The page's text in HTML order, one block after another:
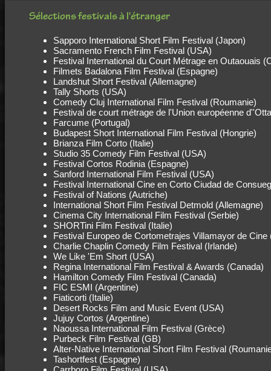
Sélections festivals à l'étranger
Sapporo International Short Film Festival (Japon)
Sacramento French Film Festival (USA)
Festival International du Court Métrage en Outaouais
Filmets Badalona Film Festival (Espagne)
Landshut Short Festival (Allemagne)
Tally Shorts (USA)
Comedy Cluj International Film Festival (Roumanie)
Festival de court métrage de l'Union européenne
Farcume (Portugal)
Budapest Short International Film Festival (Hongrie)
Brianza Film Corto (Italie)
Studio 35 Comedy Film Festival (USA)
Festival Cortos Rodinia (Espagne)
Sanford International Film Festival (USA)
Festival International Cine en Corto Ciudad de
Festival of Nations (Autriche)
International Short Film Festival Detmold (Allemagne)
Cinema City International Film Festival (Serbie)
SHORTini Film Festival (Italie)
Festival Europeo de Cortometrajes Villamayor de Cine
Charlie Chaplin Comedy Film Festival (Irlande)
We Like 'Em Short (USA)
Regina International Film Festival & Awards (Canada)
Hamilton Comedy Film Festival (Canada)
FIC ESMI (Argentine)
Fiaticorti (Italie)
Desert Rocks Film and Music Event (USA)
Jujuy Cortos (Argentine)
Naoussa International Film Festival (Grèce)
Purbeck Film Festival (GB)
Alter-Native International Short Film Festival
Tashortfest (Espagne)